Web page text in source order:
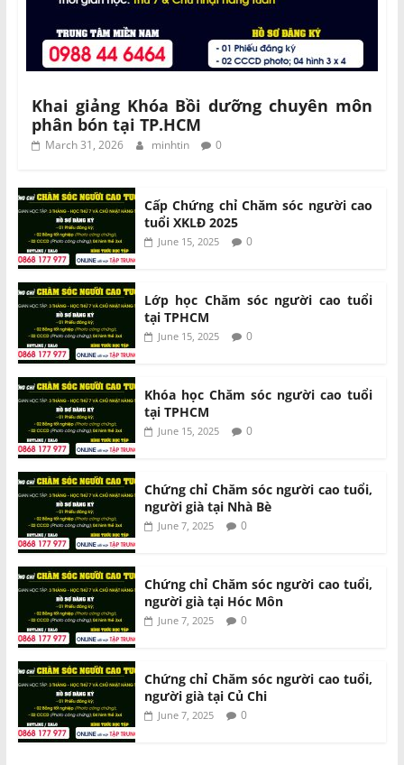
Khai giảng Khóa Bồi dưỡng chuyên môn
phân bón tại TP.HCM
March 31, 2026 minhtin 0
Cấp Chứng chỉ Chăm sóc người cao
tuổi XKLĐ 2025
June 15, 2025 0
Lớp học Chăm sóc người cao tuổi
tại TPHCM
June 15, 2025 0
Khóa học Chăm sóc người cao tuổi
tại TPHCM
June 15, 2025 0
Chứng chỉ Chăm sóc người cao tuổi,
người già tại Nhà Bè
June 7, 2025 0
Chứng chỉ Chăm sóc người cao tuổi,
người già tại Hóc Môn
June 7, 2025 0
Chứng chỉ Chăm sóc người cao tuổi,
người già tại Củ Chi
June 7, 2025 0